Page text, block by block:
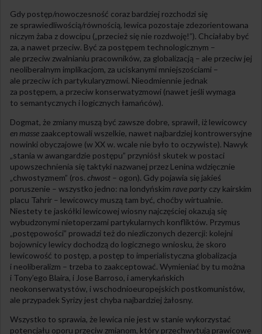
Gdy postęp/nowoczesność coraz bardziej rozchodzi się
ze sprawiedliwością/równością, lewica pozostaje zdezorientowana
niczym żaba z dowcipu („przecież się nie rozdwoję!”). Chciałaby być
za, a nawet przeciw. Być za postępem technologicznym –
ale przeciw zwalnianiu pracowników, za globalizacją – ale przeciw jej
neoliberalnym implikacjom, za uciskanymi mniejszościami –
ale przeciw ich partykularyzmowi. Nieodmiennie jednak
za postępem, a przeciw konserwatyzmowi (nawet jeśli wymaga
to semantycznych i logicznych łamańców).
Dogmat, że zmiany muszą być zawsze dobre, sprawił, iż lewicowcy
en masse zaakceptowali wszelkie, nawet najbardziej kontrowersyjne
nowinki obyczajowe (w XX w. wcale nie było to oczywiste). Nawyk
„stania w awangardzie postępu” przyniósł skutek w postaci
upowszechnienia się taktyki nazwanej przez Lenina wdzięcznie
„chwostyzmem” (ros. chwost – ogon). Gdy pojawia się jakieś
poruszenie – wszystko jedno: na londyńskim rave party czy kairskim
placu Tahrir – lewicowcy muszą tam być, choćby wirtualnie.
Niestety te jaskółki lewicowej wiosny najczęściej okazują się
wybudzonymi nietoperzami partykularnych konfliktów. Przymus
„postępowości” prowadzi też do niezliczonych dezercji: kolejni
bojownicy lewicy dochodzą do logicznego wniosku, że skoro
lewicowość to postęp, a postęp to imperialistyczna globalizacja
i neoliberalizm – trzeba to zaakceptować. Wymieniać by tu można
i Tony’ego Blaira, i Jose Barroso, i amerykańskich
neokonserwatystów, i wschodnioeuropejskich postkomunistów,
ale przypadek Syrizy jest chyba najbardziej żałosny.
Wszystko to sprawia, że lewica nie jest w stanie wykorzystać
potencjału oporu przeciw zmianom, który przechwytują prawicowe